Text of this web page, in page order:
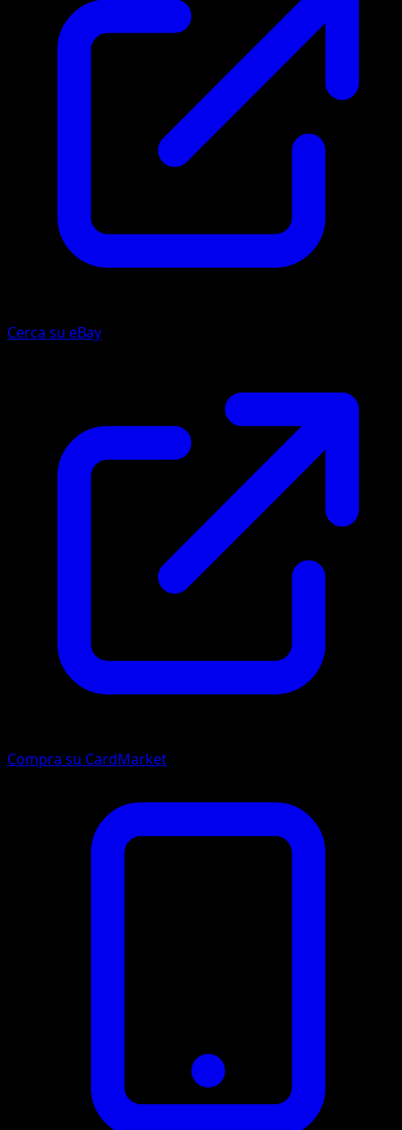
Cerca su eBay
Compra su CardMarket